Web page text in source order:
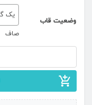
وضعیت قاب
صاف
فرش
ماشینی